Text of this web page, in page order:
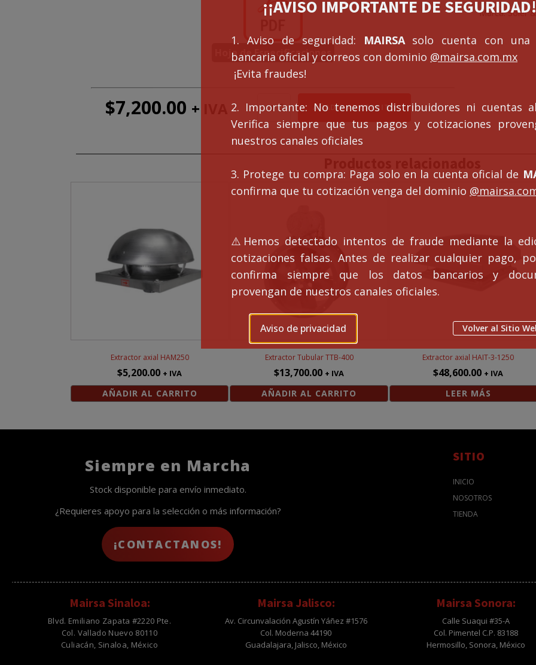
¡¡AVISO IMPORTANTE DE
1. Aviso de seguridad: MAIRSAsolo cuenta con una
bancaria oficial y correos con dominio @mairsa.com.mx
¡Evita fraudes!
2. Importante: No tenemos distribuidores ni cuentas
Verifica siempre que tus pagos y cotizaciones
nuestros canales oficiales
3. Protege tu compra: Paga solo en la cuenta oficial de
confirma que tu cotización venga del dominio
⚠️Hemos detectado intentos de fraude mediante la
cotizaciones falsas. Antes de realizar cualquier pago,
confirma siempre que los datos bancarios y
provengan de nuestros canales oficiales.
Aviso de privacidad Volver al Sitio
Hoja de Especificaciones
$7,200.00 + IVA
Persiana
PER1000
cantidad
AÑADIR AL CARRITO
Marca:Soler &
Extractor axial HAM250
$5,200.00 + IVA
AÑADIR AL CARRITO
Extractor Tubular TTB-400
$13,700.00 + IVA
AÑADIR AL CARRITO
Extractor axial HAIT-3-1250
$48,600.00 + IVA
LEER MÁS
Siempre en Marcha
Stock disponible para envío inmediato.
¿Requieres apoyo para la selección o más información?
¡CONTACTANOS!
SITIO
INICIO
NOSOTROS
TIENDA
Mairsa Sinaloa:
Blvd. Emiliano Zapata #2220 Pte.
Col. Vallado Nuevo 80110
Culiacán, Sinaloa, México
Mairsa Jalisco:
Av. Circunvalación Agustín Yáñez #1576
Col. Moderna 44190
Guadalajara, Jalisco, México
Mairsa Sonora:
Calle Suaqui #35-A
Col. Pimentel C.P. 83188
Hermosillo, Sonora, México